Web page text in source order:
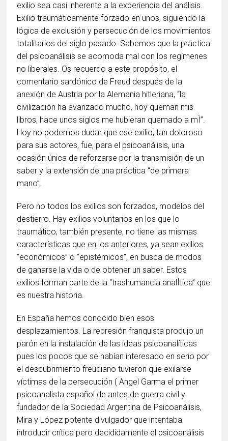
exilio sea casi inherente a la experiencia del análisis.
Exilio traumáticamente forzado en unos, siguiendo la
lógica de exclusión y persecución de los movimientos
totalitarios del siglo pasado. Sabemos que la práctica
del psicoanálisis se acomoda mal con los regímenes
no liberales. Os recuerdo a este propósito, el
comentario sardónico de Freud después de la
anexión de Austria por la Alemania hitleriana, “la
civilización ha avanzado mucho, hoy queman mis
libros, hace unos siglos me hubieran quemado a mÌ”.
Hoy no podemos dudar que ese exilio, tan doloroso
para sus actores, fue, para el psicoanálisis, una
ocasión única de reforzarse por la transmisión de un
saber y la extensión de una práctica “de primera
mano”.
Pero no todos los exilios son forzados, modelos del
destierro. Hay exilios voluntarios en los que lo
traumático, también presente, no tiene las mismas
características que en los anteriores, ya sean exilios
“económicos” o “epistémicos”, en busca de modos
de ganarse la vida o de obtener un saber. Estos
exilios forman parte de la “trashumancia analÌtica” que
es nuestra historia.
En España hemos conocido bien esos
desplazamientos. La represión franquista produjo un
parón en la instalación de las ideas psicoanalíticas
pues los pocos que se habían interesado en serio por
el descubrimiento freudiano tuvieron que exilarse
víctimas de la persecución ( Angel Garma el primer
psicoanalista español de antes de guerra civil y
fundador de la Sociedad Argentina de Psicoanálisis,
Mira y López potente divulgador que intentaba
introducir crítica pero decididamente el psicoanálisis